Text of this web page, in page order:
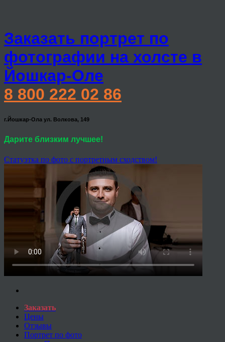
Заказать портрет по
фотографии на холсте в
Йошкар-Оле
8 800 222 02 86
г.Йошкар-Ола ул. Волкова, 149
Дарите близким лучшее!
Статуэтка по фото с портретным сходством!
Заказать
Цены
Отзывы
Портрет по фото